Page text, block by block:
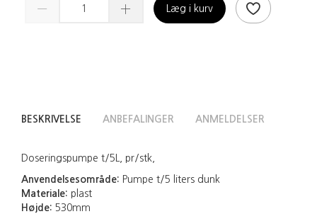
Læg i kurv
BESKRIVELSE ANBEFALINGER ANMELDELSER
Doseringspumpe t/5L, pr/stk,
Anvendelsesområde: Pumpe t/5 liters dunk
Materiale: plast
Højde: 530mm